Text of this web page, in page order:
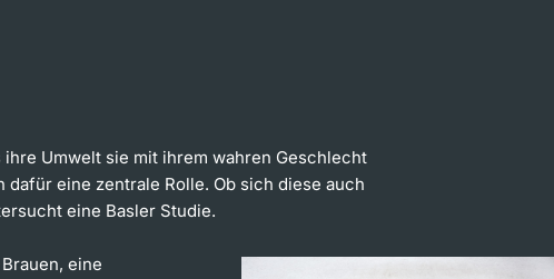
Umwelt sie mit ihrem wahren Geschlecht
eine zentrale Rolle. Ob sich diese auch
eine Basler Studie.
eine